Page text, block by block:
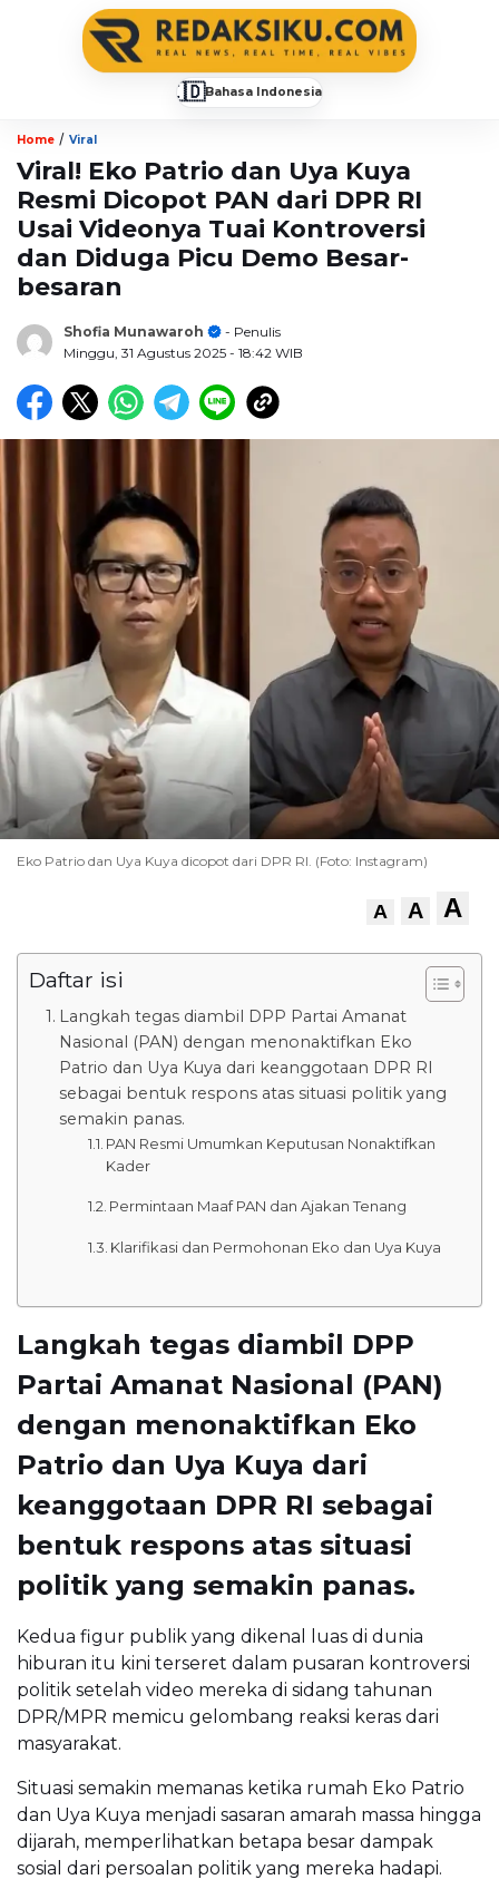
🇮🇩Bahasa Indonesia
Home / Viral
Viral! Eko Patrio dan Uya Kuya
Resmi Dicopot PAN dari DPR RI
Usai Videonya Tuai Kontroversi
dan Diduga Picu Demo Besar-
besaran
Shofia Munawaroh
- Penulis
Minggu, 31 Agustus 2025 - 18:42 WIB
Eko Patrio dan Uya Kuya dicopot dari DPR RI. (Foto: Instagram)
A A A
Daftar isi
Langkah tegas diambil DPP Partai Amanat
Nasional (PAN) dengan menonaktifkan Eko
Patrio dan Uya Kuya dari keanggotaan DPR RI
sebagai bentuk respons atas situasi politik yang
semakin panas.
PAN Resmi Umumkan Keputusan Nonaktifkan
Kader
Permintaan Maaf PAN dan Ajakan Tenang
Klarifikasi dan Permohonan Eko dan Uya Kuya
Langkah tegas diambil DPP
Partai Amanat Nasional (PAN)
dengan menonaktifkan Eko
Patrio dan Uya Kuya dari
keanggotaan DPR RI sebagai
bentuk respons atas situasi
politik yang semakin panas.
Kedua figur publik yang dikenal luas di dunia
hiburan itu kini terseret dalam pusaran kontroversi
politik setelah video mereka di sidang tahunan
DPR/MPR memicu gelombang reaksi keras dari
masyarakat.
Situasi semakin memanas ketika rumah Eko Patrio
dan Uya Kuya menjadi sasaran amarah massa hingga
dijarah, memperlihatkan betapa besar dampak
sosial dari persoalan politik yang mereka hadapi.